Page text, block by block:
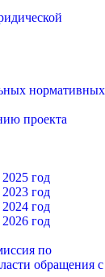
нормативных
проекта
год
год
год
год
по
обращения с